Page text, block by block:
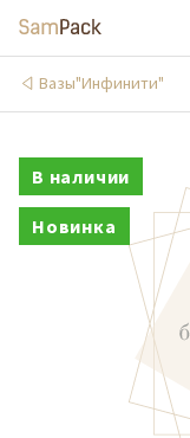
Вазы"Инфинити"
В наличии
Новинка